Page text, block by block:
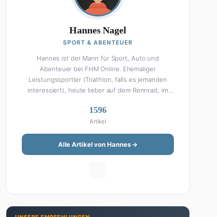
Hannes Nagel
SPORT & ABENTEUER
Hannes ist der Mann für Sport, Auto und
Abenteuer bei FHM Online. Ehemaliger
Leistungssportler (Triathlon, falls es jemanden
interessiert), heute lieber auf dem Rennrad, im
Wissen über Sport ist enzyklopädisch: Egal ob
Bundesliga-Analyse, Formel 1, UFC oder Olympia –
Hannes liefert fundierte Einschätzungen mit der
Leidenschaft eines echten Fans. Aber Sport ist
nur die halbe Miete: Hannes ist auch unser Auto-
Seite. Wenn Hannes mal nicht über Sport oder
1596
Artikel
Alle Artikel von Hannes →